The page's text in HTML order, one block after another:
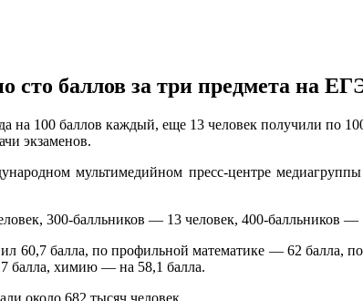
сто баллов за три предмета на
на 100 баллов каждый, еще 13 человек получили по
экзаменов.
мультимедийном пресс-центре
300-балльников — 13 человек, 400-балльников —
60,7 балла, по профильной математике — 62
балла, химию — на 58,1 балла.
около 682 тысяч человек.